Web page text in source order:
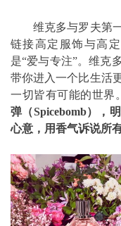
维克多与罗夫第一
链接高定服饰与高
是“爱与专注”。维克
带你进入一个比生活
一切皆有可能的世界。
弹（Spicebomb），
心意，用香气诉说所